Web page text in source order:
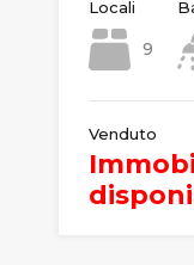
Locali
9
Venduto